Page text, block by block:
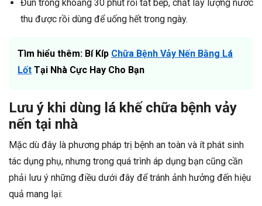
Đun trong khoảng 30 phút rồi tắt bếp, chắt lấy lượng nước
thu được rồi dùng để uống hết trong ngày.
Tìm hiểu thêm: Bí Kíp Chữa Bệnh Vảy Nến Bằng Lá
Lốt Tại Nhà Cực Hay Cho Bạn
Lưu ý khi dùng lá khế chữa bệnh vảy
nến tại nhà
Mặc dù đây là phương pháp trị bệnh an toàn và ít phát sinh
tác dụng phụ, nhưng trong quá trình áp dụng bạn cũng cần
phải lưu ý những điều dưới đây để tránh ảnh hưởng đến hiệu
quả mang lại: